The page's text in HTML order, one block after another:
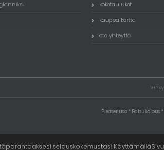
kokotaulukot
kauppa kartta
ota yhteyttä
Pleaser usa * Fabulicious
selauskokemustasi.